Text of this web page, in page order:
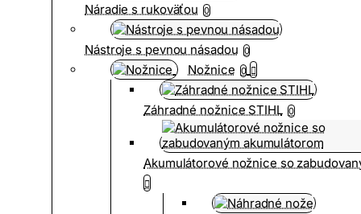
Náradie s rukoväťou 0
Nástroje s pevnou násadou 0
Nožnice 0
Záhradné nožnice STIHL 0
Akumulátorové nožnice so